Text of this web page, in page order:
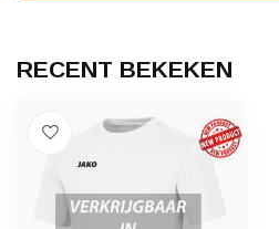
RECENT BEKEKEN